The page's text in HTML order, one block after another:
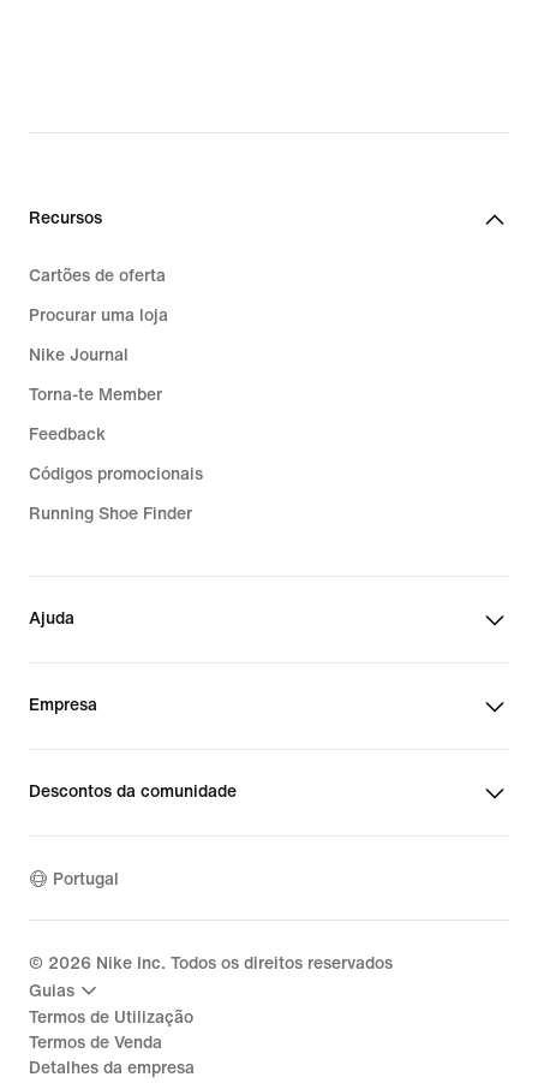
Recursos
Cartões de oferta
Procurar uma loja
Nike Journal
Torna-te Member
Feedback
Códigos promocionais
Running Shoe Finder
Ajuda
Empresa
Descontos da comunidade
Portugal
© 2026 Nike Inc. Todos os direitos reservados
Guias
Termos de Utilização
Termos de Venda
Detalhes da empresa